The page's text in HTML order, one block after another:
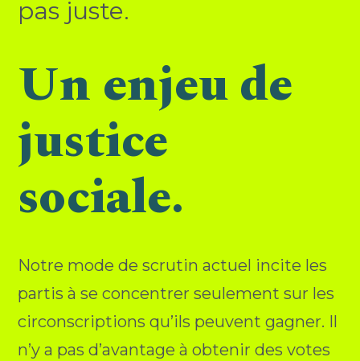
pas juste.
Un enjeu de
justice
sociale.
Notre mode de scrutin actuel incite les
partis à se concentrer seulement sur les
circonscriptions qu’ils peuvent gagner. Il
n’y a pas d’avantage à obtenir des votes